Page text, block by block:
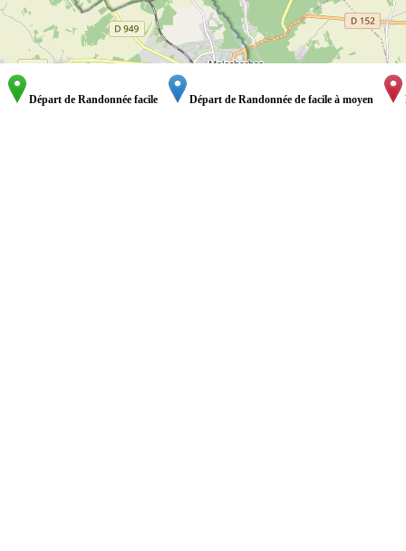
Départ de Randonnée facile Départ de Randonnée de facile à moyen